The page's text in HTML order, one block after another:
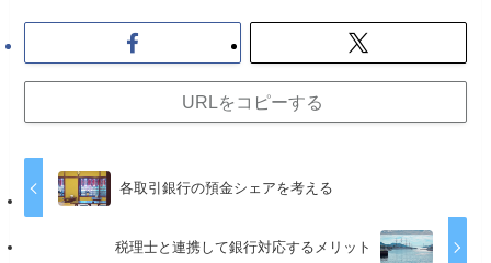
URLをコピーする
各取引銀行の預金シェアを考える
税理士と連携して銀行対応するメリット